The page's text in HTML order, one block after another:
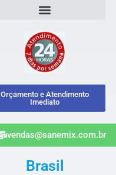
Orçamento e Atendimento
Imediato
vendas@sanemix.com.br
Brasil